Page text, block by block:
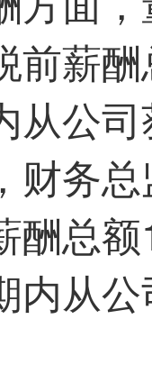
前薪
从公
财务
酬总
内从